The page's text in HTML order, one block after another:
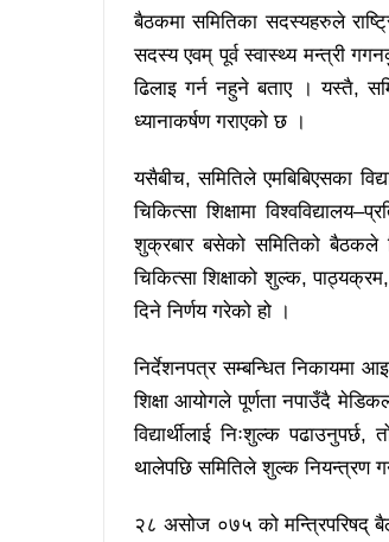
बैठकमा समितिका सदस्यहरुले
सदस्य एवम् पूर्व स्वास्थ्य मन्त्री
ढिलाइ गर्न नहुने बताए । यस्तै,
ध्यानाकर्षण गराएको छ ।
यसैबीच, समितिले एमबिबिएसका
चिकित्सा शिक्षामा
शुक्रबार बसेको समितिको बैठकले
चिकित्सा शिक्षाको शुल्क,
दिने निर्णय गरेको हो ।
निर्देशनपत्र सम्बन्धित निकायमा
शिक्षा आयोगले पूर्णता नपाउँदै
विद्यार्थीलाई निःशुल्क
थालेपछि समितिले शुल्क नियन्त्रण
२८ असोज ०७५ को मन्त्रिपरिषद्